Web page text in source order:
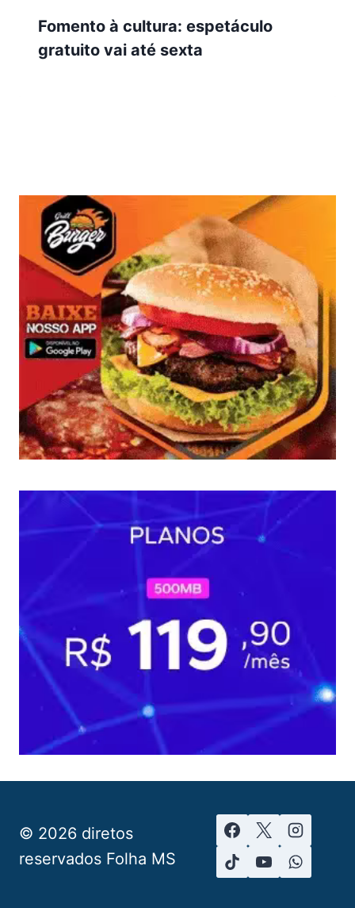
Fomento à cultura: espetáculo
gratuito vai até sexta
© 2026 diretos
reservados Folha MS